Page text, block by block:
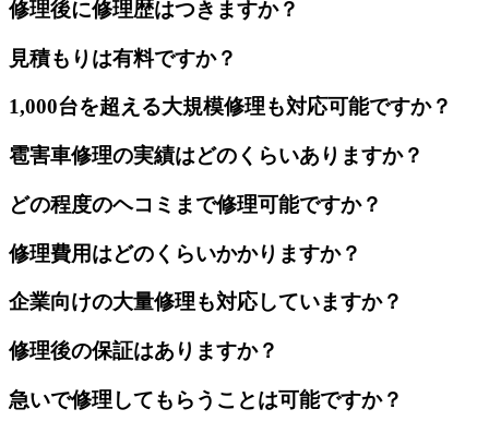
修理後に修理歴はつきますか？
見積もりは有料ですか？
1,000台を超える大規模修理も対応可能ですか？
雹害車修理の実績はどのくらいありますか？
どの程度のヘコミまで修理可能ですか？
修理費用はどのくらいかかりますか？
企業向けの大量修理も対応していますか？
修理後の保証はありますか？
急いで修理してもらうことは可能ですか？